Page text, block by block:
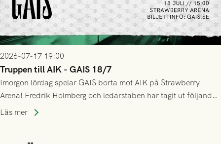
2026-07-17 19:00
Truppen till AIK - GAIS 18/7
Imorgon lördag spelar GAIS borta mot AIK på Strawberry
Arena! Fredrik Holmberg och ledarstaben har tagit ut följande
trupp till matchen:
Läs mer